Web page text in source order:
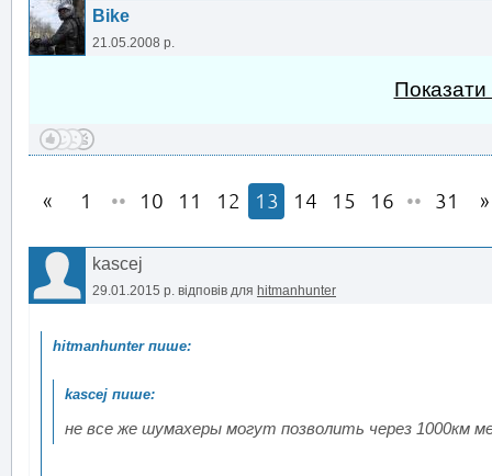
Bike
21.05.2008 р.
Показати
1 •• 10 11 12 13 14 15 16 •• 31
kascej
29.01.2015 р. відповів для hitmanhunter
не все же шумахеры могут позволить через 1000км